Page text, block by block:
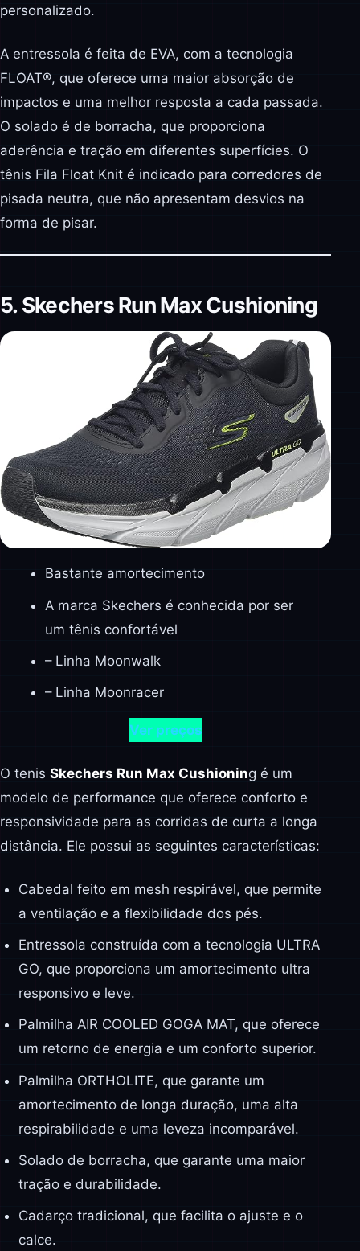
personalizado.
A entressola é feita de EVA, com a tecnologia
FLOAT®, que oferece uma maior absorção de
impactos e uma melhor resposta a cada passada.
O solado é de borracha, que proporciona
aderência e tração em diferentes superfícies. O
tênis Fila Float Knit é indicado para corredores de
pisada neutra, que não apresentam desvios na
forma de pisar.
5. Skechers Run Max Cushioning
Bastante amortecimento
A marca Skechers é conhecida por ser
um tênis confortável
– Linha Moonwalk
– Linha Moonracer
Ver preços
O tenis Skechers Run Max Cushioning é um
modelo de performance que oferece conforto e
responsividade para as corridas de curta a longa
distância. Ele possui as seguintes características:
Cabedal feito em mesh respirável, que permite
a ventilação e a flexibilidade dos pés.
Entressola construída com a tecnologia ULTRA
GO, que proporciona um amortecimento ultra
responsivo e leve.
Palmilha AIR COOLED GOGA MAT, que oferece
um retorno de energia e um conforto superior.
Palmilha ORTHOLITE, que garante um
amortecimento de longa duração, uma alta
respirabilidade e uma leveza incomparável.
Solado de borracha, que garante uma maior
tração e durabilidade.
Cadarço tradicional, que facilita o ajuste e o
calce.